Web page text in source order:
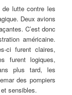
de lutte contre les
Deux avions
C’est donc
américaine.
ci furent claires,
furent logiques,
plus tard, les
des pompiers
sensibles.